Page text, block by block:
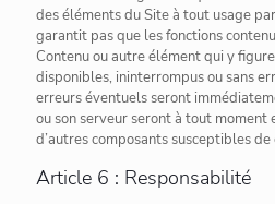
des éléments du Site à tout usage
garantit pas que les fonctions
Contenu ou autre élément qui y
disponibles, ininterrompus ou sans
erreurs éventuels seront
ou son serveur seront à tout moment
d’autres composants susceptibles
Article 6 : Responsabilité